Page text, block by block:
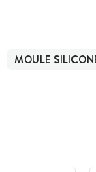
MOULE